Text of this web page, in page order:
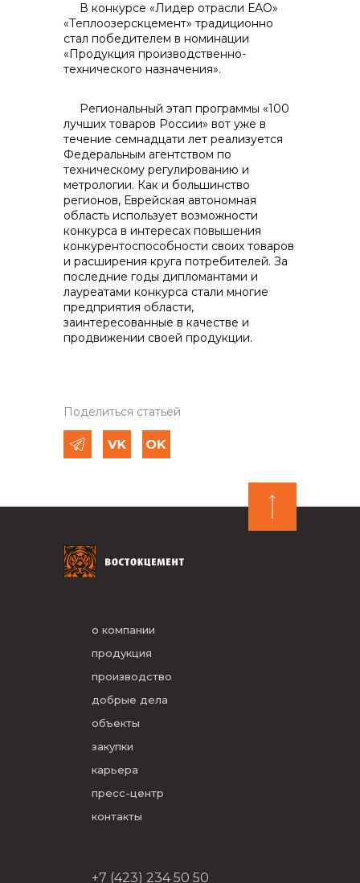
В конкурсе «Лидер отрасли ЕАО»
«Теплоозерскцемент» традиционно
стал победителем в номинации
«Продукция производственно-
технического назначения».
Региональный этап программы «100
лучших товаров России» вот уже в
течение семнадцати лет реализуется
Федеральным агентством по
техническому регулированию и
метрологии. Как и большинство
регионов, Еврейская автономная
область использует возможности
конкурса в интересах повышения
конкурентоспособности своих товаров
и расширения круга потребителей. За
последние годы дипломантами и
лауреатами конкурса стали многие
предприятия области,
заинтересованные в качестве и
продвижении своей продукции.
Поделиться статьей
о компании
продукция
производство
добрые дела
объекты
закупки
карьера
пресс-центр
контакты
+7 (423) 234 50 50